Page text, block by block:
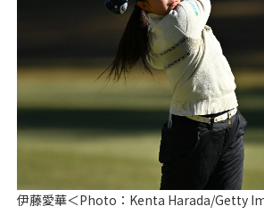
伊藤愛華＜Photo：Kenta Harada/Getty